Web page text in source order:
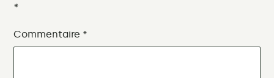
*
Commentaire *